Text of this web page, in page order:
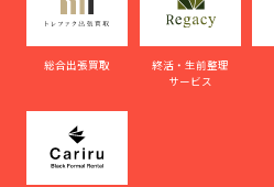
総合出張買取
終活・生前整理
サービス